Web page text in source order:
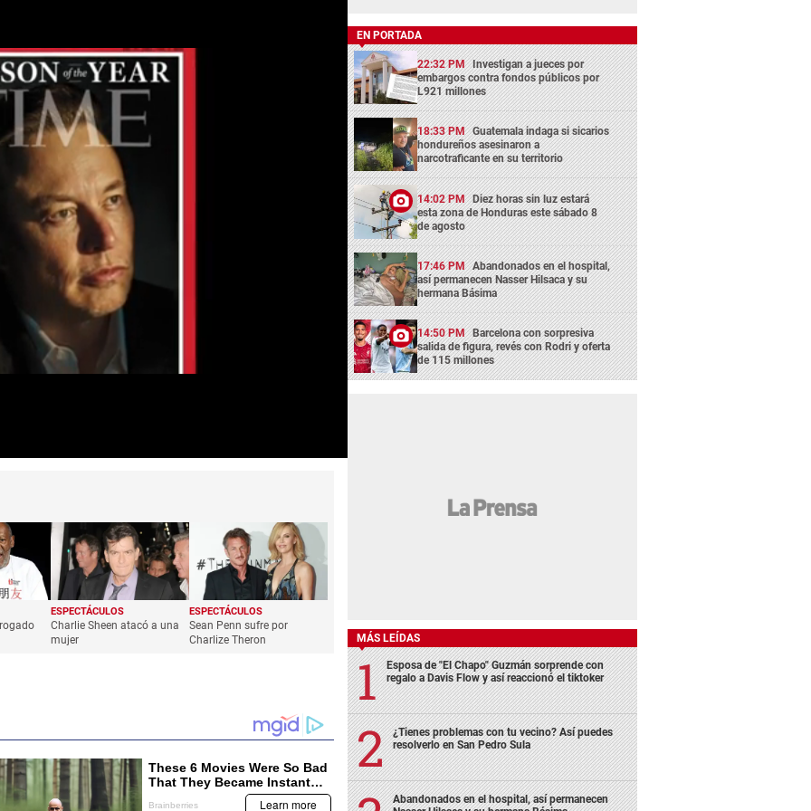
ESPECTÁCULOS
Charlie Sheen atacó a una
mujer
ESPECTÁCULOS
Sean Penn sufre por
Charlize Theron
EN PORTADA
22:32 PM Investigan a jueces por
embargos contra fondos públicos por
L921 millones
18:33 PM Guatemala indaga si sicarios
hondureños asesinaron a
narcotraficante en su territorio
14:02 PM Diez horas sin luz estará
esta zona de Honduras este sábado 8
de agosto
17:46 PM Abandonados en el hospital,
así permanecen Nasser Hilsaca y su
hermana Básima
14:50 PM Barcelona con sorpresiva
salida de figura, revés con Rodri y oferta
de 115 millones
MÁS LEÍDAS
Esposa de "El Chapo" Guzmán sorprende con
regalo a Davis Flow y así reaccionó el tiktoker
¿Tienes problemas con tu vecino? Así puedes
resolverlo en San Pedro Sula
Abandonados en el hospital, así permanecen